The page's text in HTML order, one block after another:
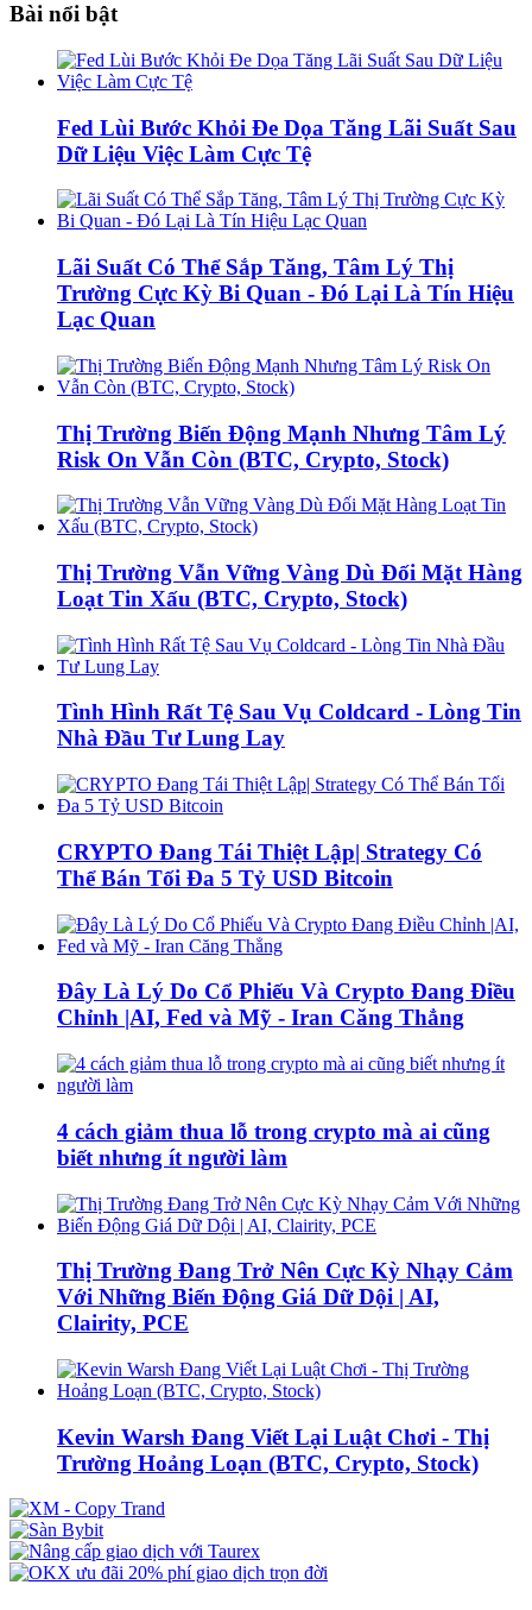
Bài nổi bật
Fed Lùi Bước Khỏi Đe Dọa Tăng Lãi Suất Sau
Dữ Liệu Việc Làm Cực Tệ
Lãi Suất Có Thể Sắp Tăng, Tâm Lý Thị
Trường Cực Kỳ Bi Quan - Đó Lại Là Tín Hiệu
Lạc Quan
Thị Trường Biến Động Mạnh Nhưng Tâm Lý
Risk On Vẫn Còn (BTC, Crypto, Stock)
Thị Trường Vẫn Vững Vàng Dù Đối Mặt Hàng
Loạt Tin Xấu (BTC, Crypto, Stock)
Tình Hình Rất Tệ Sau Vụ Coldcard - Lòng Tin
Nhà Đầu Tư Lung Lay
CRYPTO Đang Tái Thiệt Lập| Strategy Có
Thể Bán Tối Đa 5 Tỷ USD Bitcoin
Đây Là Lý Do Cổ Phiếu Và Crypto Đang Điều
Chỉnh |AI, Fed và Mỹ - Iran Căng Thẳng
4 cách giảm thua lỗ trong crypto mà ai cũng
biết nhưng ít người làm
Thị Trường Đang Trở Nên Cực Kỳ Nhạy Cảm
Với Những Biến Động Giá Dữ Dội | AI,
Clairity, PCE
Kevin Warsh Đang Viết Lại Luật Chơi - Thị
Trường Hoảng Loạn (BTC, Crypto, Stock)